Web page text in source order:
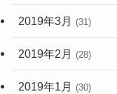
2019年3月 (31)
2019年2月 (28)
2019年1月 (30)